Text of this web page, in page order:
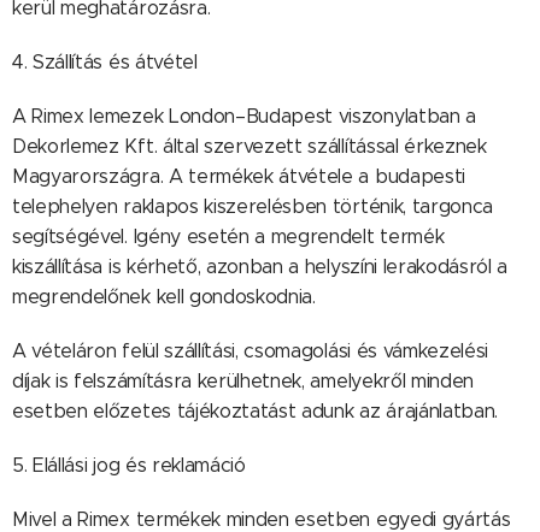
kerül meghatározásra.
4. Szállítás és átvétel
A Rimex lemezek London–Budapest viszonylatban a
Dekorlemez Kft. által szervezett szállítással érkeznek
Magyarországra. A termékek átvétele a budapesti
telephelyen raklapos kiszerelésben történik, targonca
segítségével. Igény esetén a megrendelt termék
kiszállítása is kérhető, azonban a helyszíni lerakodásról a
megrendelőnek kell gondoskodnia.
A vételáron felül szállítási, csomagolási és vámkezelési
díjak is felszámításra kerülhetnek, amelyekről minden
esetben előzetes tájékoztatást adunk az árajánlatban.
5. Elállási jog és reklamáció
Mivel a Rimex termékek minden esetben egyedi gyártás